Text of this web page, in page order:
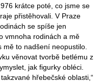
krátce poté, co jsme se
přistěhovali. V Praze
se spíše jen
vmnoha rodinách a mě
mě to nadšení neopustilo.
věnovat tvorbě betlému z
jak figurky obléci.
hřebečské oblasti,“